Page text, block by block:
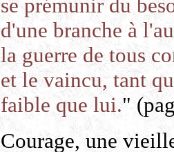
se prémunir du
d'une branche à
la guerre de tous
et le vaincu, tant
faible que lui."
Courage, une